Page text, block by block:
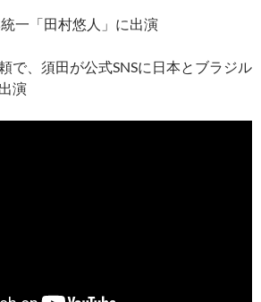
一「田村悠人」に出演
で、須田が公式SNSに日本とブラジル
演